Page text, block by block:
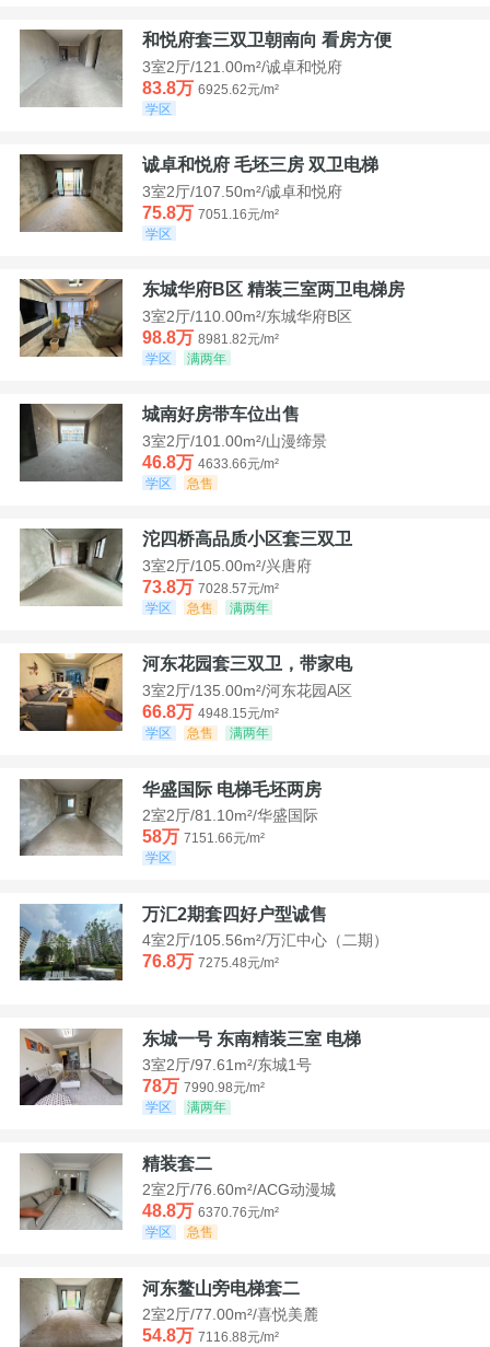
和悦府套三双卫朝南向 看房方便
3室2厅/121.00m²/诚卓和悦府
83.8万 6925.62元/m²
学区
诚卓和悦府 毛坯三房 双卫电梯
3室2厅/107.50m²/诚卓和悦府
75.8万 7051.16元/m²
学区
东城华府B区 精装三室两卫电梯房
3室2厅/110.00m²/东城华府B区
98.8万 8981.82元/m²
学区
满两年
城南好房带车位出售
3室2厅/101.00m²/山漫缔景
46.8万 4633.66元/m²
学区
急售
沱四桥高品质小区套三双卫
3室2厅/105.00m²/兴唐府
73.8万 7028.57元/m²
学区
急售 满两年
河东花园套三双卫，带家电
3室2厅/135.00m²/河东花园A区
66.8万 4948.15元/m²
学区
急售 满两年
华盛国际 电梯毛坯两房
2室2厅/81.10m²/华盛国际
58万 7151.66元/m²
学区
万汇2期套四好户型诚售
4室2厅/105.56m²/万汇中心（二期）
76.8万 7275.48元/m²
东城一号 东南精装三室 电梯
3室2厅/97.61m²/东城1号
78万 7990.98元/m²
学区
满两年
精装套二
2室2厅/76.60m²/ACG动漫城
48.8万 6370.76元/m²
学区
急售
河东鳌山旁电梯套二
2室2厅/77.00m²/喜悦美麓
54.8万 7116.88元/m²